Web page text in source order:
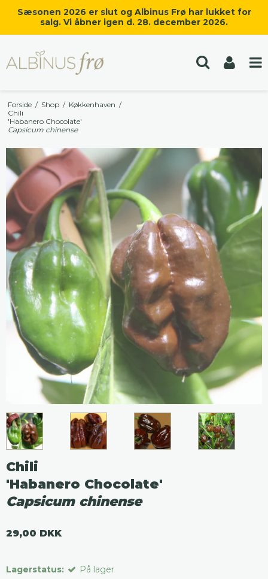
Sæsonen 2026 er slut og Albinus Frø har lukket for
salg. Vi åbner igen d. 28. december 2026.
Forside / Shop / Køkkenhaven /
Chili
'Habanero Chocolate'
Capsicum chinense
Chili
'Habanero Chocolate'
Capsicum chinense
29,00 DKK
Lagerstatus: På lager